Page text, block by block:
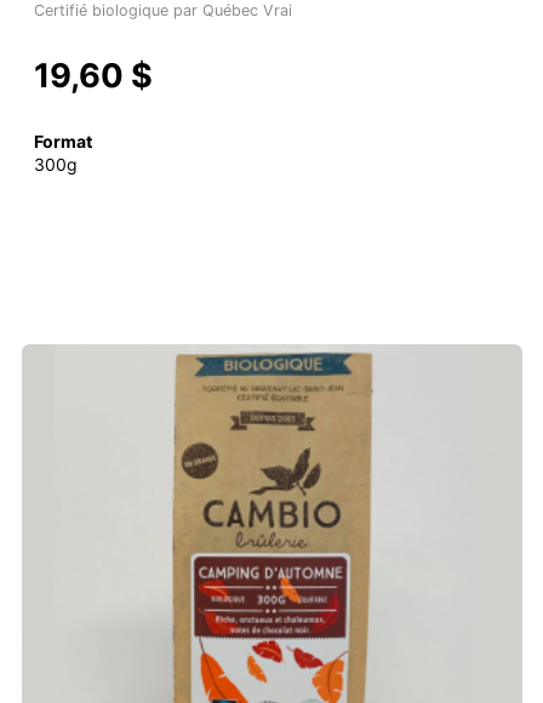
Certifié biologique par Québec Vrai
19,60 $
Format
300g